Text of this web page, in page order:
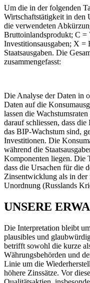
Um die in der folgenden
Wirtschaftstätigkeit in den
die verwendeten
Bruttoinlandsprodukt; C =
Investitionsausgaben; X
Staatsausgaben. Die
zusammengefasst:
Die Analyse der Daten in
Daten auf die
lassen die
darauf schliessen, dass
das BIP-Wachstum sind,
Investitionen. Die
während die
Komponenten liegen. Die
dass die Ursachen für die
Zinsentwicklung als in der
Unordnung (Russlands
UNSERE
Die Interpretation bleibt
plausibles und
betrifft sowohl die kurze
Währungsbehörden und
Linie um die
höhere Zinssätze. Vor